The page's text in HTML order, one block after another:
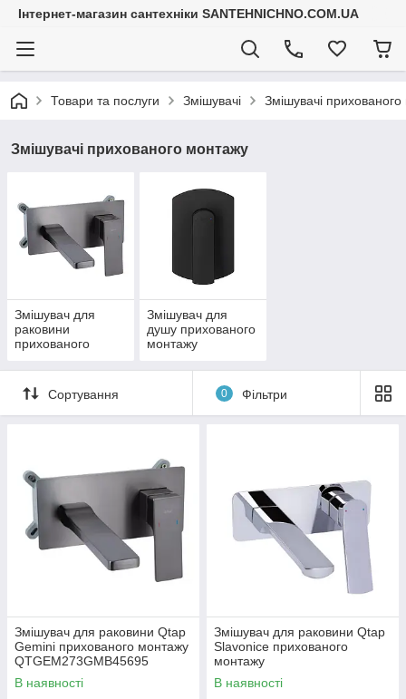
Інтернет-магазин сантехніки SANTEHNICHNO.COM.UA
Товари та послуги Змішувачі Змішувачі
Змішувачі прихованого монтажу
Змішувач для
раковини
прихованого
Змішувач для
душу прихованого
монтажу
Сортування 0 Фільтри
Змішувач для раковини Qtap
Gemini прихованого монтажу
QTGEM273GMB45695
Gunmetal Black PVD
В наявності
Змішувач для раковини Qtap
Slavonice прихованого
монтажу
QTSLA273CRM45919
Chrome
В наявності